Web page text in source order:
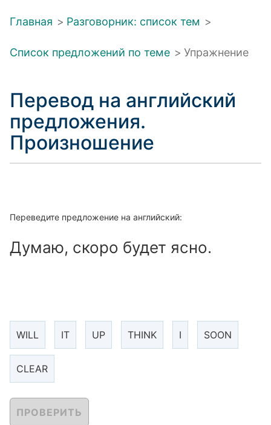
Главная > Разговорник: список тем >
Список предложений по теме > Упражнение
Перевод на английский
предложения.
Произношение
Переведите предложение на английский:
Думаю, скоро будет ясно.
WILL IT UP THINK I SOON
CLEAR
ПРОВЕРИТЬ